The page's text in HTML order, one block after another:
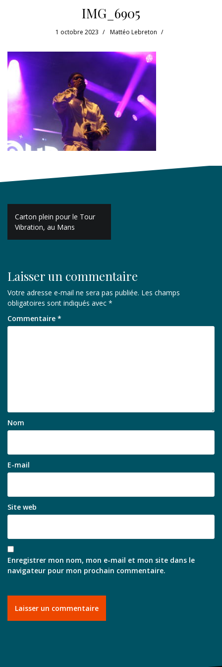
IMG_6905
1 octobre 2023 Mattéo Lebreton
Navigation
de
l’article
Carton plein pour le Tour
Vibration, au Mans
Laisser un commentaire
Votre adresse e-mail ne sera pas publiée. Les champs
obligatoires sont indiqués avec *
Commentaire *
Nom
E-mail
Site web
Enregistrer mon nom, mon e-mail et mon site dans le
navigateur pour mon prochain commentaire.